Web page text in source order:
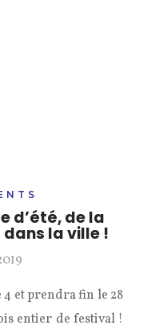
d’été, de la
la ville !
4 et prendra fin le 28
entier de festival !